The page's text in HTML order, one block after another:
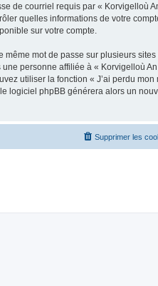
de courriel requis par « Korvigelloù
quelles informations de votre
sur votre compte.
mot de passe sur plusieurs
personne affiliée à « Korvigelloù
utiliser la fonction « J’ai perdu
logiciel phpBB générera alors un
Supprimer les